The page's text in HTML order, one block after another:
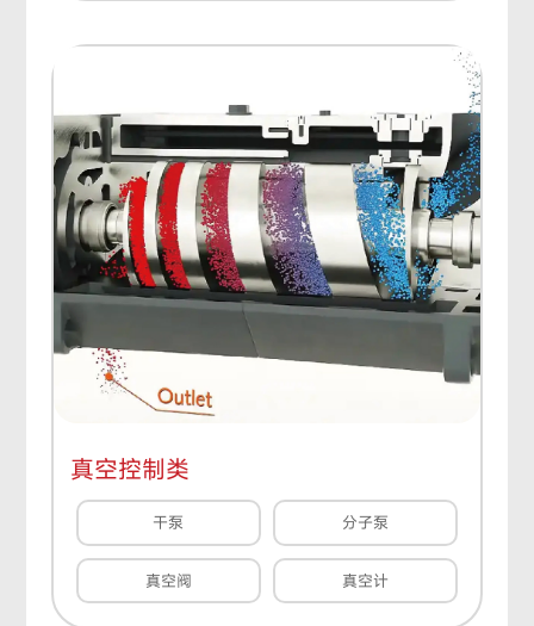
真空控制类
干泵 分子泵
真空阀 真空计